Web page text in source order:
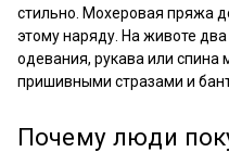
стильно. Мохеровая пряжа
этому наряду. На животе
одевания, рукава или спина
пришивными стразами и
Почему люди